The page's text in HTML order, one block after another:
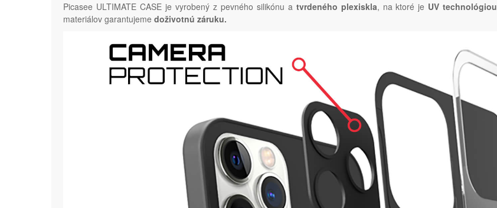
Picasee ULTIMATE CASE je vyrobený z pevného silikónu a tvrdeného plexiskla, na ktoré je UV technológiou
materiálov garantujeme doživotnú záruku.